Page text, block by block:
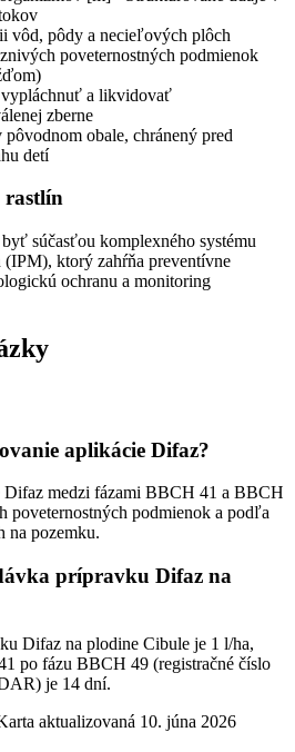
vôd, pôdy a necieľových plôch
poveternostných podmienok
vypláchnuť a likvidovať
zberne
obale, chránený pred
detí
rastlín
súčasťou komplexného systému
ktorý zahŕňa preventívne
ochranu a monitoring
aplikácie Difaz?
medzi fázami BBCH 41 a BBCH
poveternostných podmienok a podľa
na pozemku.
prípravku Difaz na
Difaz na plodine Cibule je 1 l/ha,
po fázu BBCH 49 (registračné číslo
je 14 dní.
aktualizovaná 10. júna 2026